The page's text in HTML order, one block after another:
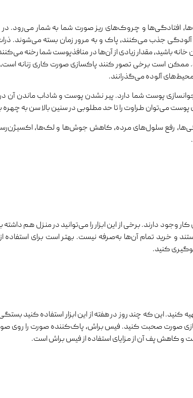
و چروک‌های ریز صورت شما به شمار می‌رود. در
جذب می‌کنند، پاک و به ‌مرور زمان بسته می‌شوند.
باشید، مقدار زیادی از آن‌ها در منافذپوست شما رخنه
است برخی تصور کنند پاکسازی صورت کاری زنانه است، اما
محیط‌های آلوده می‌گذرانند.
پوست شما دارد. پیر نشدن پوست و شاداب ماندن آن
می‌توان طراوت را تا حد مطلوبی در سنین بالا سن به چهره
رفع سلول‌های مرده، کاهش جوش‌ها و لک‌ها،
وجود دارند. برخی از این ابزار را می‌توانید در منزل هم داشته
و خرید تمام آن‌ها به‌صرفه نیست. بهتر است برای استفاده
کنید.
کنید. این که چند روز در هفته از این ابزار استفاده کنید
صورت صحبت کنید. فیس براش، پاک‌کننده صورت را روی
کاهش پف آن از مزایای استفاده از فیس براش است.